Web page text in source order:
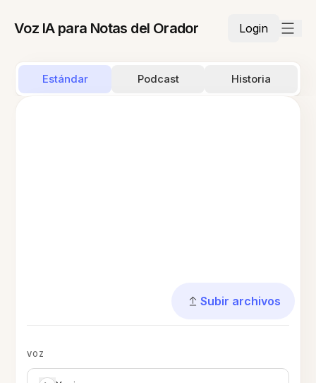
Voz IA para Notas del Orador Login
Estándar Podcast Historia
Subir archivos
VOZ